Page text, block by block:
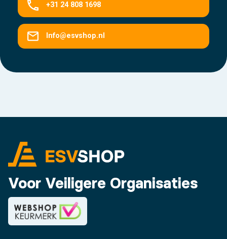
+31 24 808 1698
Info@esvshop.nl
Voor Veiligere Organisaties